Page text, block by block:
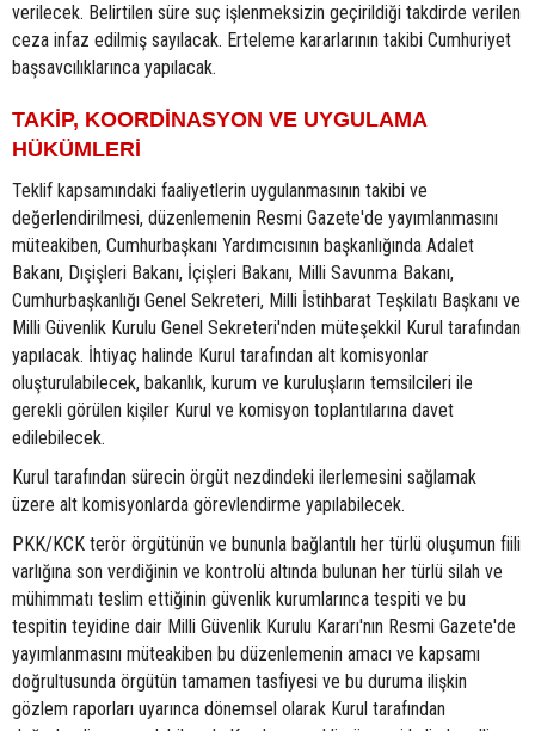
verilecek. Belirtilen süre suç işlenmeksizin geçirildiği takdirde verilen
ceza infaz edilmiş sayılacak. Erteleme kararlarının takibi Cumhuriyet
başsavcılıklarınca yapılacak.
TAKİP, KOORDİNASYON VE UYGULAMA
HÜKÜMLERİ
Teklif kapsamındaki faaliyetlerin uygulanmasının takibi ve
değerlendirilmesi, düzenlemenin Resmi Gazete'de yayımlanmasını
müteakiben, Cumhurbaşkanı Yardımcısının başkanlığında Adalet
Bakanı, Dışişleri Bakanı, İçişleri Bakanı, Milli Savunma Bakanı,
Cumhurbaşkanlığı Genel Sekreteri, Milli İstihbarat Teşkilatı Başkanı ve
Milli Güvenlik Kurulu Genel Sekreteri'nden müteşekkil Kurul tarafından
yapılacak. İhtiyaç halinde Kurul tarafından alt komisyonlar
oluşturulabilecek, bakanlık, kurum ve kuruluşların temsilcileri ile
gerekli görülen kişiler Kurul ve komisyon toplantılarına davet
edilebilecek.
Kurul tarafından sürecin örgüt nezdindeki ilerlemesini sağlamak
üzere alt komisyonlarda görevlendirme yapılabilecek.
PKK/KCK terör örgütünün ve bununla bağlantılı her türlü oluşumun fiili
varlığına son verdiğinin ve kontrolü altında bulunan her türlü silah ve
mühimmatı teslim ettiğinin güvenlik kurumlarınca tespiti ve bu
tespitin teyidine dair Milli Güvenlik Kurulu Kararı'nın Resmi Gazete'de
yayımlanmasını müteakiben bu düzenlemenin amacı ve kapsamı
doğrultusunda örgütün tamamen tasfiyesi ve bu duruma ilişkin
gözlem raporları uyarınca dönemsel olarak Kurul tarafından